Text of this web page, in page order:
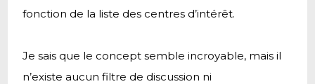
fonction de la liste des centres d’intérêt.
Je sais que le concept semble incroyable, mais il
n’existe aucun filtre de discussion ni